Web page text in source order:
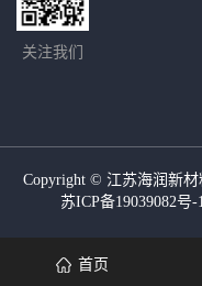
关注我们
Copyright © 江苏海润新材
苏ICP备19039082号-
首页